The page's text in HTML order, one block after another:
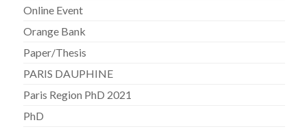
Online Event
Orange Bank
Paper/Thesis
PARIS DAUPHINE
Paris Region PhD 2021
PhD